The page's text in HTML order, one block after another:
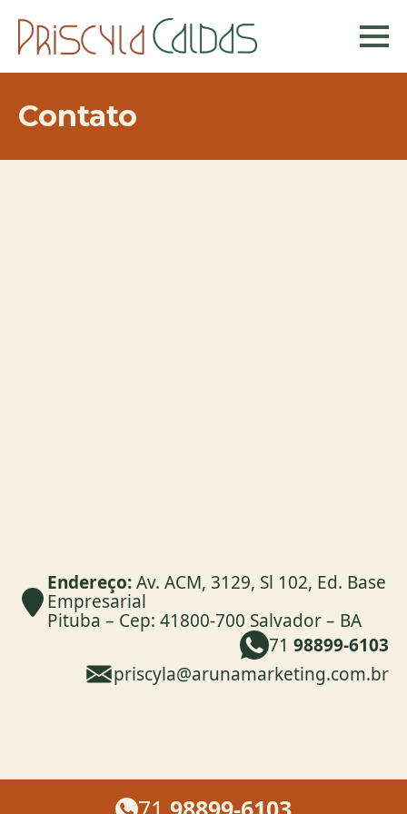
Contato
Endereço:Av. ACM, 3129, Sl 102, Ed. Base
Empresarial
Pituba – Cep: 41800-700 Salvador – BA
71 98899-6103
priscyla@arunamarketing.com.br